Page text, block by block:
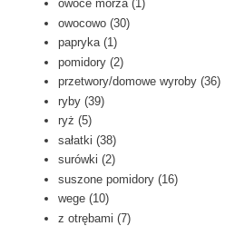
owoce morza (1)
owocowo (30)
papryka (1)
pomidory (2)
przetwory/domowe wyroby (36)
ryby (39)
ryż (5)
sałatki (38)
surówki (2)
suszone pomidory (16)
wege (10)
z otrębami (7)